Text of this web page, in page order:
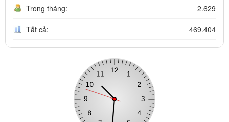
Trong tháng: 2.629
Tất cả: 469.404